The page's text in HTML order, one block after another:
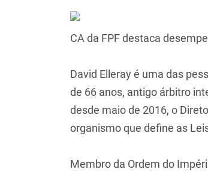
CA da FPF destaca
David Elleray é uma das
de 66 anos, antigo árbitro
desde maio de 2016, o
organismo que define as
Membro da Ordem do